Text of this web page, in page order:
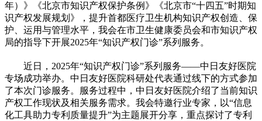
年）》《北京市知识产权保护条例》《北京市“十四五”时期知
识产权发展规划》，提升首都医疗卫生机构知识产权创造、保
护、运用与管理水平，我会在市卫生健康委员会和市知识产权
局的指导下开展2025年“知识产权门诊”系列服务。
近日，2025年“知识产权门诊”系列服务——中日友好医院
专场成功举办。中日友好医院科研处代表通过线下的方式参加
了本次门诊服务。服务过程中，中日友好医院介绍了当前知识
产权工作现状及相关服务需求。我会特邀行业专家，以“信息
化工具助力专利质量提升”为主题展开分享，重点探讨了专利